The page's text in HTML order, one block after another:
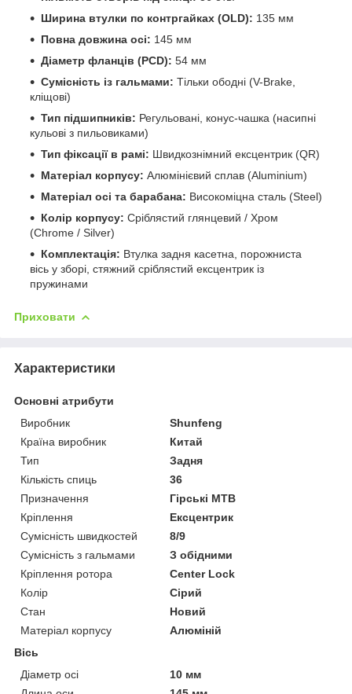
Ширина втулки по контргайках (OLD): 135 мм
Повна довжина осі: 145 мм
Діаметр фланців (PCD): 54 мм
Сумісність із гальмами: Тільки ободні (V-Brake,
кліщові)
Тип підшипників: Регульовані, конус-чашка (насипні
кульові з пильовиками)
Тип фіксації в рамі: Швидкознімний ексцентрик (QR)
Матеріал корпусу: Алюмінієвий сплав (Aluminium)
Матеріал осі та барабана: Високоміцна сталь (Steel)
Колір корпусу: Сріблястий глянцевий / Хром
(Chrome / Silver)
Комплектація: Втулка задня касетна, порожниста
вісь у зборі, стяжний сріблястий ексцентрик із
пружинами
Приховати
Характеристики
Основні атрибути
Виробник
Shunfeng
Країна виробник
Китай
Тип
Задня
Кількість спиць
36
Призначення
Гірські MTB
Кріплення
Ексцентрик
Сумісність швидкостей
8/9
Сумісність з гальмами
З обідними
Кріплення ротора
Center Lock
Колір
Сірий
Стан
Новий
Матеріал корпусу
Алюміній
Вісь
Діаметр осі
10 мм